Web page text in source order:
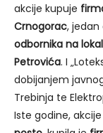
akcije kupuje
Crnogorac, jedan
odbornika na
Petrovića. I
dobijanjem
Trebinja te
Iste godine,